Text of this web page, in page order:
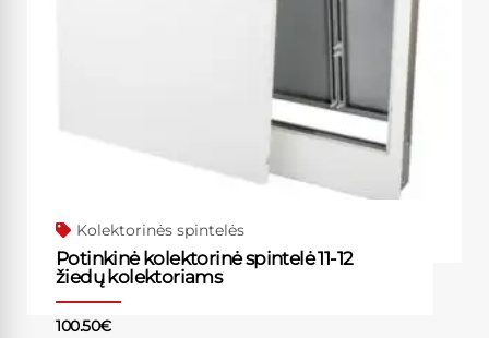
Kolektorinės spintelės
Potinkinė kolektorinė spintelė 11-12
žiedų kolektoriams
100.50€